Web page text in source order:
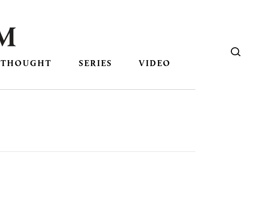
THOUGHT SERIES VIDEO